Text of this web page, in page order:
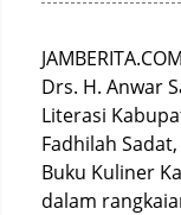
Drs. H. Anwar
Literasi
Fadhilah
Buku Kuliner
dalam